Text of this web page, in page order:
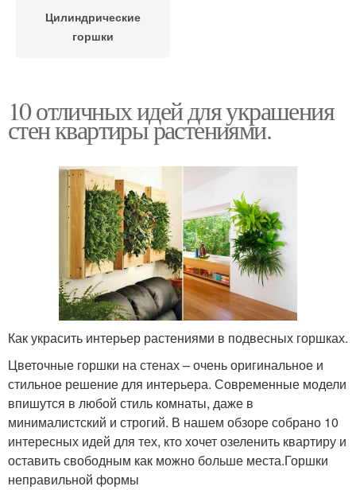
Цилиндрические
горшки
10 отличных идей для украшения
стен квартиры растениями.
Как украсить интерьер растениями в подвесных горшках.
Цветочные горшки на стенах – очень оригинальное и
стильное решение для интерьера. Современные модели
впишутся в любой стиль комнаты, даже в
минималистский и строгий. В нашем обзоре собрано 10
интересных идей для тех, кто хочет озеленить квартиру и
оставить свободным как можно больше места.Горшки
неправильной формы